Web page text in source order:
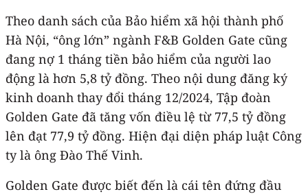
Theo danh sách của Bảo hiểm xã hội thành phố
Hà Nội, “ông lớn” ngành F&B Golden Gate cũng
đang nợ 1 tháng tiền bảo hiểm của người lao
động là hơn 5,8 tỷ đồng. Theo nội dung đăng ký
kinh doanh thay đổi tháng 12/2024, Tập đoàn
Golden Gate đã tăng vốn điều lệ từ 77,5 tỷ đồng
lên đạt 77,9 tỷ đồng. Hiện đại diện pháp luật Công
ty là ông Đào Thế Vinh.
Golden Gate được biết đến là cái tên đứng đầu